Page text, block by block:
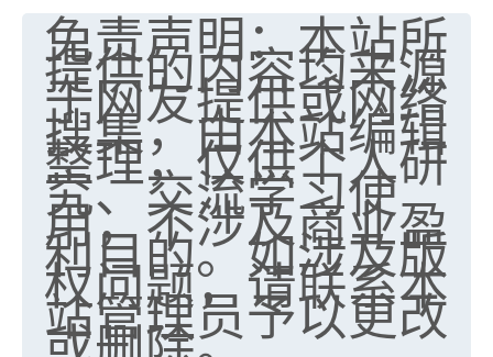
免责声明：本站所
提供的内容均来源
于网友提供或网络
搜集，由本站编辑
整理，仅供个人研
究、交流学习使
用，不涉及商业盈
利目的。如涉及版
权问题，请联系本
站管理员予以更改